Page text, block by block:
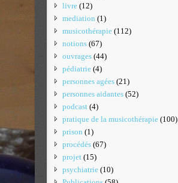
livre (12)
mediation (1)
musicothérapie (112)
notions (67)
ouvrages (44)
pédiatrie (4)
personnes agées (21)
personnes aidantes (52)
podcast (4)
pratique de la musicothérapie (100)
prison (1)
procédés (67)
projet (15)
psychiatrie (10)